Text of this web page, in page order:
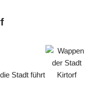
Stadt führt